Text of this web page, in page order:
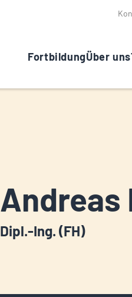
FortbildungÜber uns
Andreas
Dipl.-Ing. (FH)